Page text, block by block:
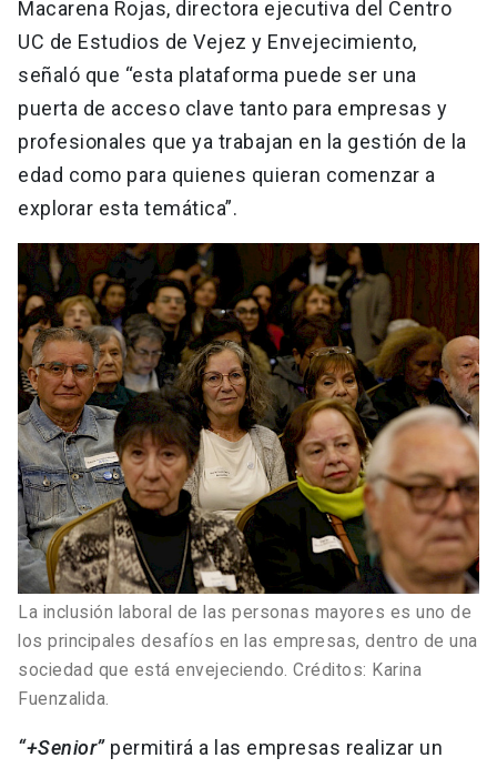
Macarena Rojas, directora ejecutiva del Centro
UC de Estudios de Vejez y Envejecimiento,
señaló que “esta plataforma puede ser una
puerta de acceso clave tanto para empresas y
profesionales que ya trabajan en la gestión de la
edad como para quienes quieran comenzar a
explorar esta temática”.
La inclusión laboral de las personas mayores es uno de
los principales desafíos en las empresas, dentro de una
sociedad que está envejeciendo. Créditos: Karina
Fuenzalida.
“+Senior”permitirá a las empresas realizar un